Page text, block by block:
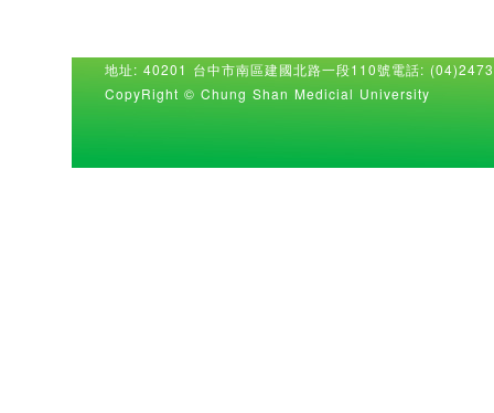
地址: 40201 台中市南區建國北路一段110號電話:
CopyRight © Chung Shan Medicial University